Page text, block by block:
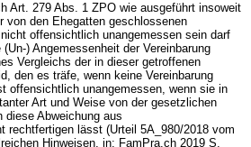
Art. 279 Abs. 1 ZPO wie ausgeführt insoweit
von den Ehegatten geschlossenen
offensichtlich unangemessen sein darf
) Angemessenheit der Vereinbarung
Vergleichs der in dieser getroffenen
den es träfe, wenn keine Vereinbarung
offensichtlich unangemessen, wenn sie in
Art und Weise von der gesetzlichen
diese Abweichung aus
rechtfertigen lässt (Urteil 5A_980/2018 vom
Hinweisen, in: FamPra.ch 2019 S.